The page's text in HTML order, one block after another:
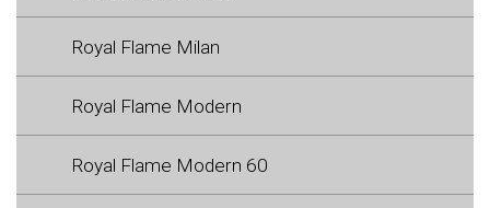
Royal Flame Milan
Royal Flame Modern
Royal Flame Modern 60